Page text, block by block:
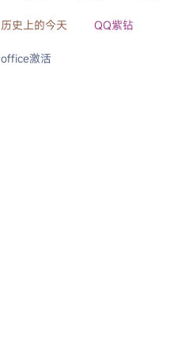
历史上的今天 QQ紫钻
office激活